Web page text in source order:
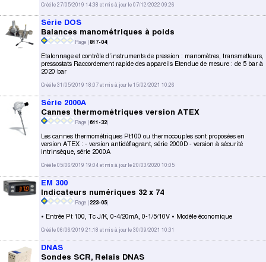
Créé le 27/05/2019 14:38 et mis à jour le 07/12/2022 09:26
Série DOS
Balances manométriques à poids
Page (817-04)
Etalonnage et contrôle d’instruments de pression : manomètres, transmetteurs,
pressostats Raccordement rapide des appareils Etendue de mesure : de 5 bar à
2020 bar
Créé le 31/05/2019 18:07 et mis à jour le 15/02/2021 10:26
Série 2000A
Cannes thermométriques version ATEX
Page (611-32)
Les cannes thermométriques Pt100 ou thermocouples sont proposées en
version ATEX : - version antidéflagrant, série 2000D - version à sécurité
intrinsèque, série 2000A
Créé le 05/06/2019 19:04 et mis à jour le 20/03/2020 10:05
EM 300
Indicateurs numériques 32 x 74
Page (223-05)
• Entrée Pt 100, Tc J/K, 0-4/20mA, 0-1/5/10V • Modèle économique
Créé le 06/06/2019 21:18 et mis à jour le 30/09/2021 10:31
DNAS
Sondes SCR, Relais DNAS